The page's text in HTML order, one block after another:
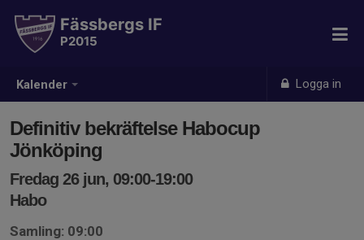
Kalender Logga in
Fässbergs IF
P2015
Definitiv bekräftelse Habocup
Jönköping
Fredag 26 jun, 09:00-19:00
Habo
Samling: 09:00